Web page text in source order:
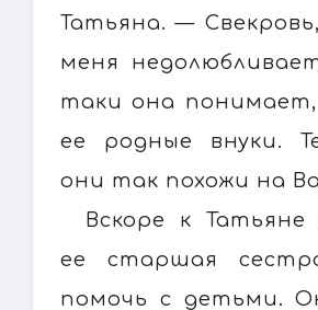
Татьяна. —
меня
таки она
ее родные внуки.
они так похожи на
Вскоре к Татьяне
ее старшая
помочь с детьми.